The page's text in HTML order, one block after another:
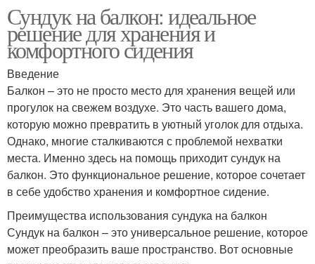
Сундук на балкон: идеальное
решение для хранения и
комфортного сидения
Введение
Балкон – это не просто место для хранения вещей или
прогулок на свежем воздухе. Это часть вашего дома,
которую можно превратить в уютный уголок для отдыха.
Однако, многие сталкиваются с проблемой нехватки
места. Именно здесь на помощь приходит сундук на
балкон. Это функциональное решение, которое сочетает
в себе удобство хранения и комфортное сидение.
Преимущества использования сундука на балкон
Сундук на балкон – это универсальное решение, которое
может преобразить ваше пространство. Вот основные